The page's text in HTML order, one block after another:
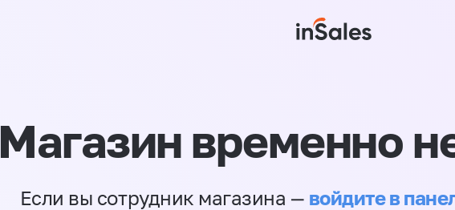
Магазин временно
Если вы сотрудник магазина — войдите в